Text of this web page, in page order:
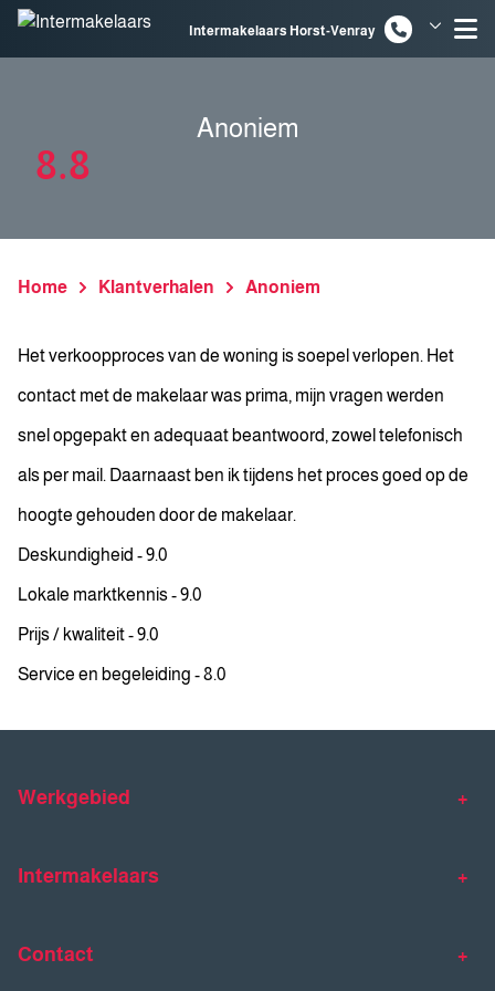
Spring naar inhoud
Intermakelaars Horst-Venray
Anoniem
8.8
Home Klantverhalen Anoniem
Het verkoopproces van de woning is soepel verlopen. Het
contact met de makelaar was prima, mijn vragen werden
snel opgepakt en adequaat beantwoord, zowel telefonisch
als per mail. Daarnaast ben ik tijdens het proces goed op de
hoogte gehouden door de makelaar.
Deskundigheid - 9.0
Lokale marktkennis - 9.0
Prijs / kwaliteit - 9.0
Service en begeleiding - 8.0
Werkgebied
Intermakelaars
Contact